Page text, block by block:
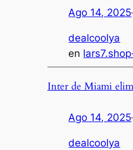
Ago 14, 2025
dealcoolya
en
Inter de Miami
Ago 14, 2025
dealcoolya